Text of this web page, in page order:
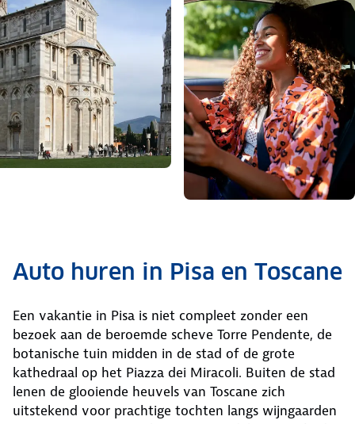
Auto huren in Pisa en Toscane
Een vakantie in Pisa is niet compleet zonder een
bezoek aan de beroemde scheve Torre Pendente, de
botanische tuin midden in de stad of de grote
kathedraal op het Piazza dei Miracoli. Buiten de stad
lenen de glooiende heuvels van Toscane zich
uitstekend voor prachtige tochten langs wijngaarden